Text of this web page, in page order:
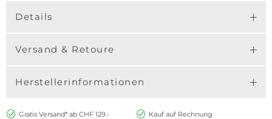
Details
Versand & Retoure
Herstellerinformationen
Gratis Versand* ab CHF 129.-
Kauf auf Rechnung